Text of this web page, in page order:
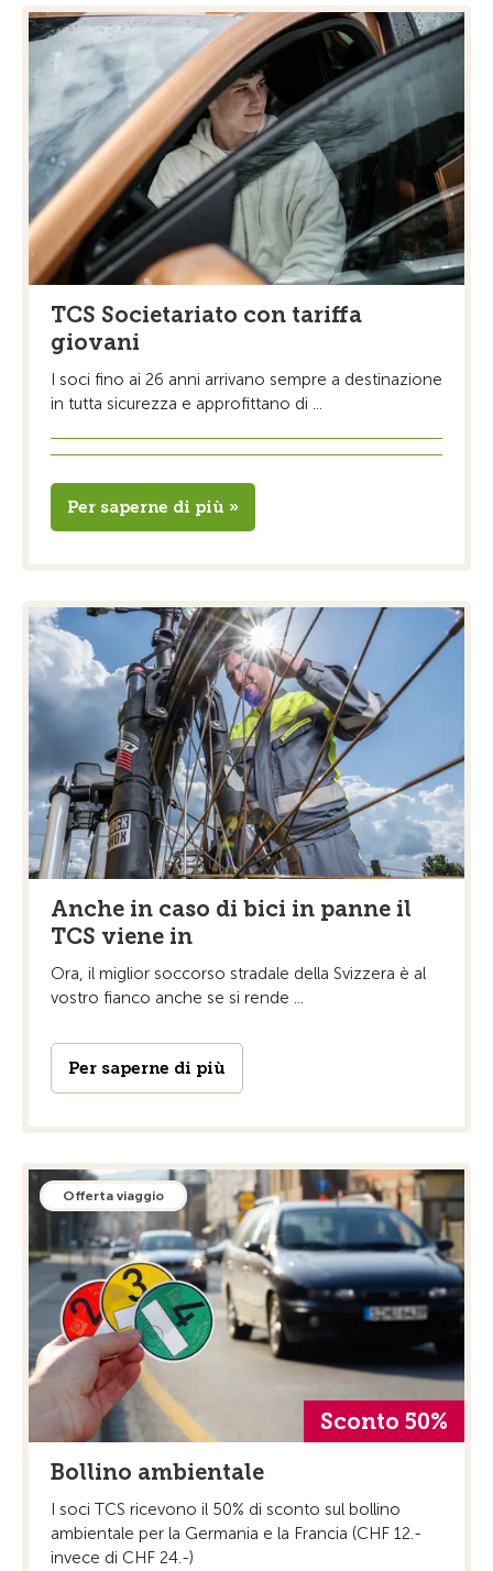
TCS Societariato con tariffa
giovani
I soci fino ai 26 anni arrivano sempre a destinazione
in tutta sicurezza e approfittano di ...
Per saperne di più »
Anche in caso di bici in panne il
TCS viene in
Ora, il miglior soccorso stradale della Svizzera è al
vostro fianco anche se si rende ...
Per saperne di più
Offerta viaggio
Sconto 50%
Bollino ambientale
I soci TCS ricevono il 50% di sconto sul bollino
ambientale per la Germania e la Francia (CHF 12.-
invece di CHF 24.-)